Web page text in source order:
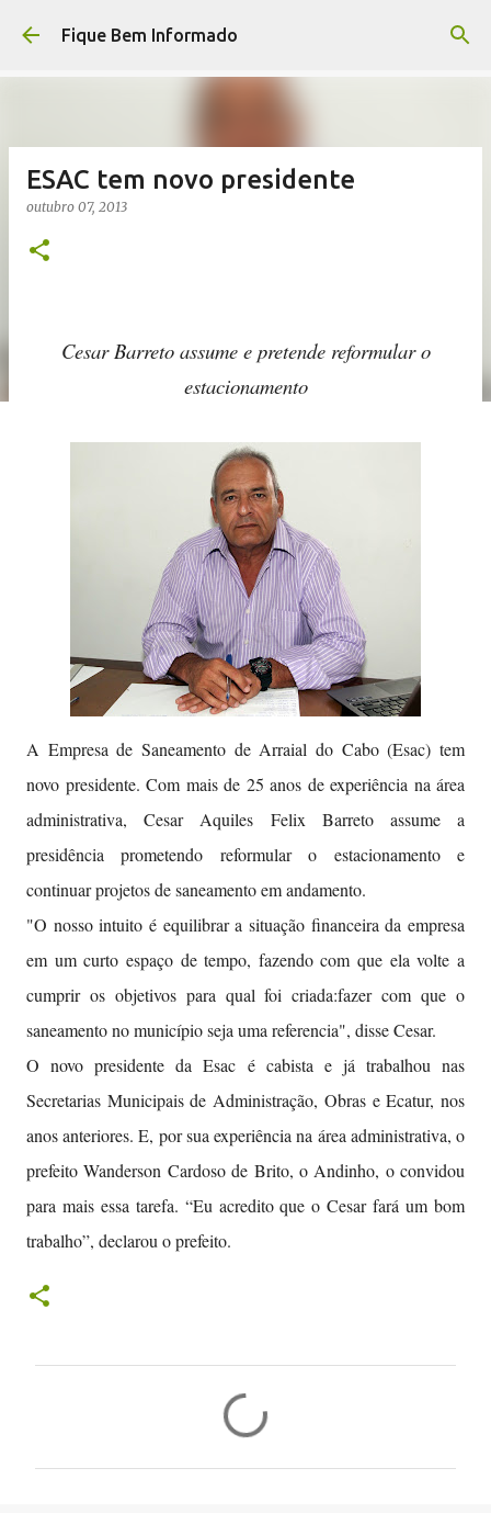
Pular para o conteúdo principal
Fique Bem Informado
ESAC tem novo presidente
outubro 07, 2013
Cesar Barreto assume e pretende reformular o
estacionamento
A Empresa de Saneamento de Arraial do Cabo (Esac) tem
novo presidente. Com mais de 25 anos de experiência na área
administrativa, Cesar Aquiles Felix Barreto assume a
presidência prometendo reformular o estacionamento e
continuar projetos de saneamento em andamento.
"O nosso intuito é equilibrar a situação financeira da empresa
em um curto espaço de tempo, fazendo com que ela volte a
cumprir os objetivos para qual foi criada:fazer com que o
saneamento no município seja uma referencia", disse Cesar.
O novo presidente da Esac é cabista e já trabalhou nas
Secretarias Municipais de Administração, Obras e Ecatur, nos
anos anteriores. E, por sua experiência na área administrativa, o
prefeito Wanderson Cardoso de Brito, o Andinho, o convidou
para mais essa tarefa. “Eu acredito que o Cesar fará um bom
trabalho”, declarou o prefeito.